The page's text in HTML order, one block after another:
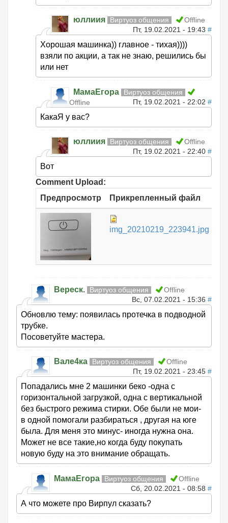
юллиия Виртуоз общения
Offline
Пт, 19.02.2021 - 19:43 #
Хорошая машинка)) главное - тихая))))
взяли по акции, а так не знаю, решились бы
или нет
МамаЕгора
Виртуоз общения
Offline
Пт, 19.02.2021 - 22:02 #
КакаЯ у вас?
юллиия Виртуоз общения
Offline
Пт, 19.02.2021 - 22:40 #
Вот
Comment Upload:
Предпросмотр
Прикрепленный файл
img_20210219_223941.jpg
Вереск. Виртуоз общения
Offline
Вс, 07.02.2021 - 15:36 #
Обновлю тему: появилась протечка в подводной
трубке.
Посоветуйте мастера.
Вале4ка Виртуоз общения
Offline
Пт, 19.02.2021 - 23:45 #
Попадались мне 2 машинки беко -одна с
горизонтальной загрузкой, одна с вертикальной
без быстрого режима стирки. Обе были не мои-
в одной помогали разбираться , другая на юге
была. Для меня это минус- иногда нужна она.
Может не все такие,но когда буду покупать
новую буду на это внимание обращать.
МамаЕгора Виртуоз общения
Offline
Сб, 20.02.2021 - 08:58 #
А что можете про Вирпул сказать?